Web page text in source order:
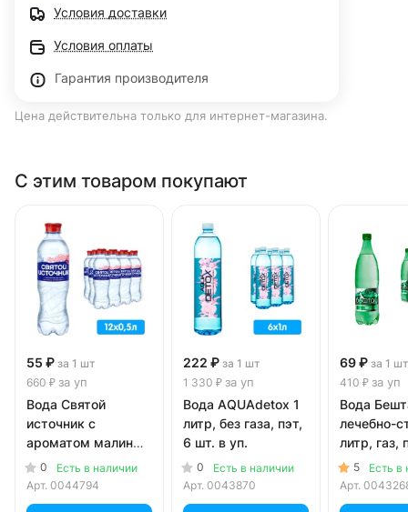
Условия доставки
Условия оплаты
Гарантия производителя
Цена действительна только для интернет-магазина.
С этим товаром покупают
55 ₽ за 1 шт
660 ₽ за уп
Вода Святой
источник с
ароматом малины
и грейпфрута 0.5
литра, газ, пэт, 12
0
Есть в наличии
Арт. 0044794
222 ₽ за 1 шт
1 330 ₽ за уп
Вода AQUAdetox 1
литр, без газа, пэт,
6 шт. в уп.
0
Есть в наличии
Арт. 0043870
69 ₽ за 1 шт
410 ₽ за уп
Вода
лечебно-
литр, газ,
в уп.
5
Есть в
Арт.